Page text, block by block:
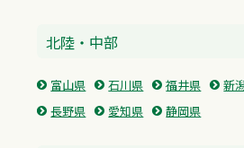
北陸・中部
富山県 石川県 福井県 新
長野県
愛知県 静岡県